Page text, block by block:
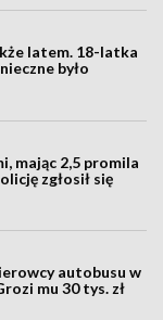
latem. 18-latka
było
mając 2,5 promila
zgłosił się
autobusu w
mu 30 tys. zł